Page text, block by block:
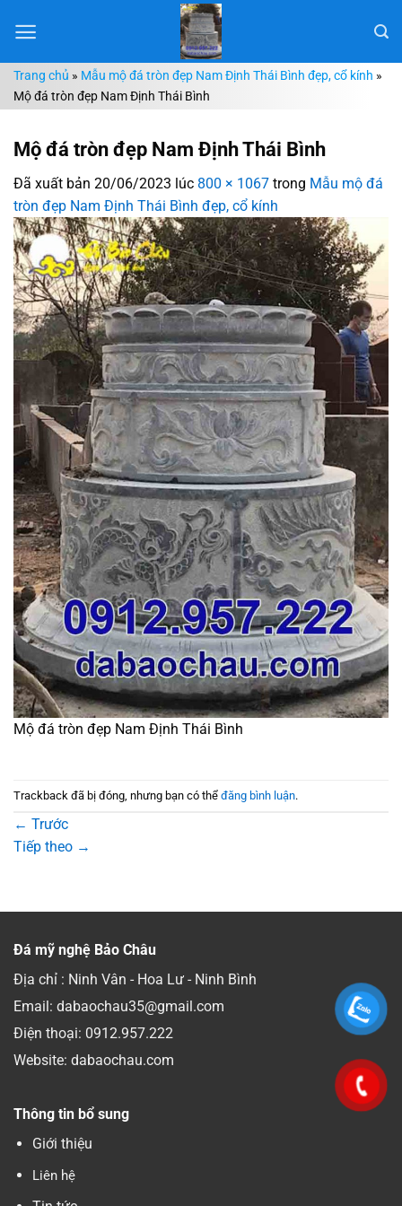
đến
dungTrang chủ » Mẫu mộ đá tròn đẹp Nam Định Thái Bình đẹp, cổ kính »
Mộ đá tròn đẹp Nam Định Thái Bình
Mộ đá tròn đẹp Nam Định Thái Bình
Đã xuất bản 20/06/2023 lúc 800 × 1067 trong Mẫu mộ đá
tròn đẹp Nam Định Thái Bình đẹp, cổ kính
Mộ đá tròn đẹp Nam Định Thái Bình
Trackback đã bị đóng, nhưng bạn có thể đăng bình luận.
← Trước
Tiếp theo →
Đá mỹ nghệ Bảo Châu
Địa chỉ : Ninh Vân - Hoa Lư - Ninh Bình
Email: dabaochau35@gmail.com
Điện thoại: 0912.957.222
Website: dabaochau.com
Thông tin bổ sung
Giới thiệu
Liên hệ